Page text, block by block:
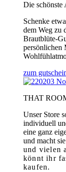
Die schönste
Schenke
dem Weg zu
Brautblüte-
persönlichen
zum
THAT
Unser Store
individuell
eine ganz
und macht
und vielen
könnt ihr
kaufen.